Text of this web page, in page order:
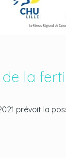
la
prévoit la